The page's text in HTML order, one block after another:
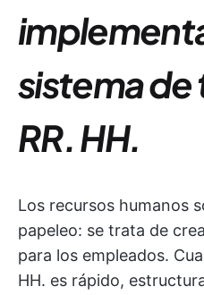
sistema
RR. HH.
Los recursos humanos
papeleo: se trata de
para los empleados.
HH. es rápido,